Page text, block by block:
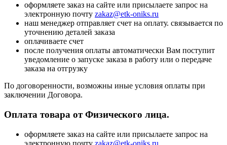
оформляете заказ на сайте или присылаете запрос на
электронную почту zakaz@etk-oniks.ru
наш менеджер отправляет счет на оплату. связывается по
уточнению деталей заказа
оплачиваете счет
после получения оплаты автоматически Вам поступит
уведомление о запуске заказа в работу или о передаче
заказа на отгрузку
По договоренности, возможны иные условия оплаты при
заключении Договора.
Оплата товара от Физического лица.
оформляете заказ на сайте или присылаете запрос на
электронную почту zakaz@etk-oniks.ru